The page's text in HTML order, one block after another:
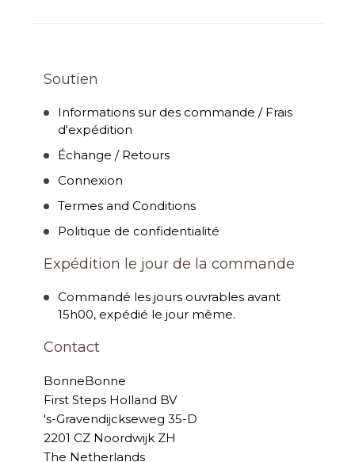
Soutien
Informations sur des commande / Frais
d'expédition
Échange / Retours
Connexion
Termes and Conditions
Politique de confidentialité
Expédition le jour de la commande
Commandé les jours ouvrables avant
15h00, expédié le jour même.
Contact
BonneBonne
First Steps Holland BV
's-Gravendijckseweg 35-D
2201 CZ Noordwijk ZH
The Netherlands